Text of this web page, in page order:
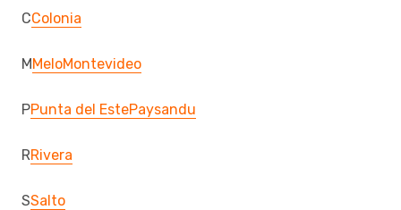
CColonia
MMeloMontevideo
PPunta del EstePaysandu
RRivera
SSalto